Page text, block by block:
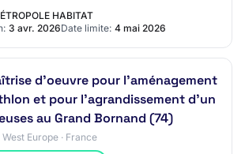
Tranche optionnelle 1 : alim…
HABITAT
3 avr. 2026Date limite: 4 mai 2026
d'oeuvre pour l'aménagement
et pour l'agrandissement d'un
au Grand Bornand (74)
Europe · France